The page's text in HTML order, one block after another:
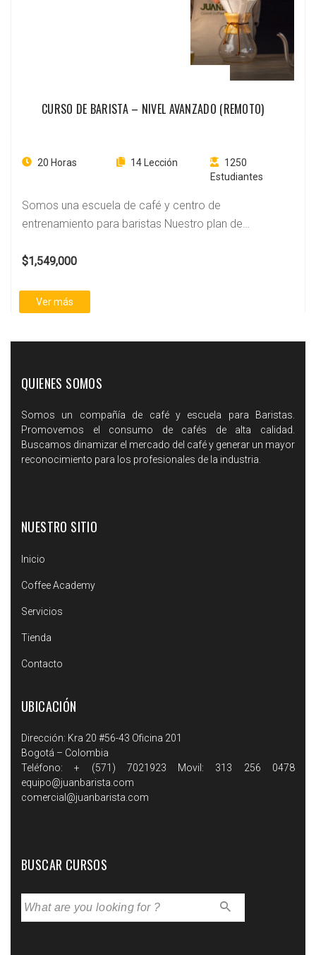
CURSO DE BARISTA – NIVEL AVANZADO (REMOTO)
20 Horas 14 Lección
1250
Estudiantes
Somos una escuela de café y centro de
entrenamiento para baristas Nuestro plan de
$1,549,000
Ver más
QUIENES SOMOS
Somos un compañía de café y escuela para Baristas.
Promovemos el consumo de cafés de alta calidad.
Buscamos dinamizar el mercado del café y generar un mayor
reconocimiento para los profesionales de la industria.
NUESTRO SITIO
Inicio
Coffee Academy
Servicios
Tienda
Contacto
UBICACIÓN
Dirección: Kra 20 #56-43 Oficina 201
Bogotá – Colombia
Teléfono: + (571) 7021923 Movil: 313 256 0478
equipo@juanbarista.com
comercial@juanbarista.com
BUSCAR CURSOS